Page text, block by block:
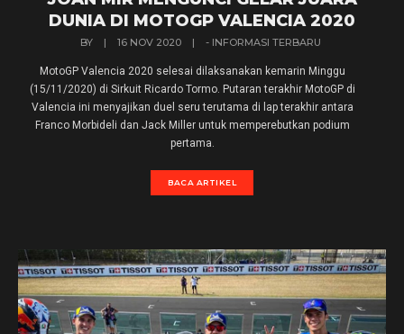
DUNIA DI MOTOGP VALENCIA 2020
BY | 16 NOV 2020 | - INFORMASI TERBARU
MotoGP Valencia 2020 selesai dilaksanakan kemarin Minggu
(15/11/2020) di Sirkuit Ricardo Tormo. Putaran terakhir MotoGP di
Valencia ini menyajikan duel seru terutama di lap terakhir antara
Franco Morbideli dan Jack Miller untuk memperebutkan podium
pertama.
BACA ARTIKEL